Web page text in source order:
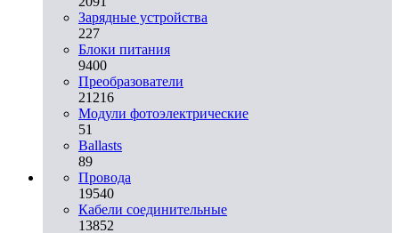
Зарядные устройства
227
Блоки питания
9400
Преобразователи
21216
Модули фотоэлектрические
51
Ballasts
89
Провода
19540
Кабели соединительные
13852